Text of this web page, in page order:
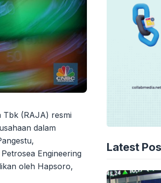
Tbk (RAJA) resmi
dalam
Engineering
oleh Hapsoro,
Latest